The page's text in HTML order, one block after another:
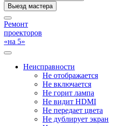
Выезд мастера
Ремонт
проекторов
«на 5»
Неисправности
Не отображается
Не включается
Не горит лампа
Не видит HDMI
Не передает цвета
Не дублирует экран